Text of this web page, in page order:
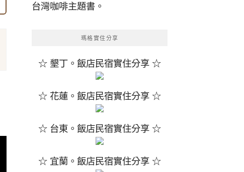
台灣咖啡主題書。
瑪格實住分享
☆ 墾丁。飯店民宿實住分享 ☆
☆ 花蓮。飯店民宿實住分享 ☆
☆ 台東。飯店民宿實住分享 ☆
☆ 宜蘭。飯店民宿實住分享 ☆